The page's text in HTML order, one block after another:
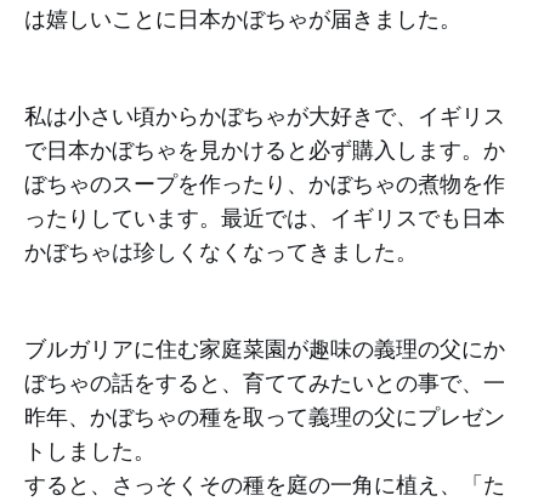
は嬉しいことに日本かぼちゃが届きました。
私は小さい頃からかぼちゃが大好きで、イギリス
で日本かぼちゃを見かけると必ず購入します。か
ぼちゃのスープを作ったり、かぼちゃの煮物を作
ったりしています。最近では、イギリスでも日本
かぼちゃは珍しくなくなってきました。
ブルガリアに住む家庭菜園が趣味の義理の父にか
ぼちゃの話をすると、育ててみたいとの事で、一
昨年、かぼちゃの種を取って義理の父にプレゼン
トしました。
すると、さっそくその種を庭の一角に植え、「た